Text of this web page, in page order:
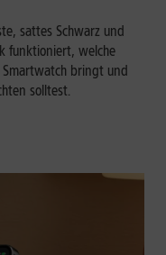
sattes Schwarz und
funktioniert, welche
bringt und
solltest.